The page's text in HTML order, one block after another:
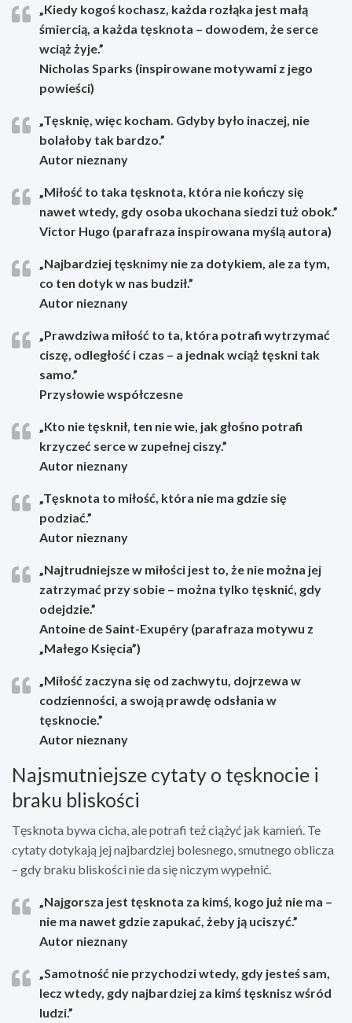
„Kiedy kogoś kochasz, każda rozłąka jest małą
śmiercią, a każda tęsknota – dowodem, że serce
wciąż żyje.”
Nicholas Sparks (inspirowane motywami z jego
powieści)
„Tęsknię, więc kocham. Gdyby było inaczej, nie
bolałoby tak bardzo.”
Autor nieznany
„Miłość to taka tęsknota, która nie kończy się
nawet wtedy, gdy osoba ukochana siedzi tuż obok.”
Victor Hugo (parafraza inspirowana myślą autora)
„Najbardziej tęsknimy nie za dotykiem, ale za tym,
co ten dotyk w nas budził.”
Autor nieznany
„Prawdziwa miłość to ta, która potrafi wytrzymać
ciszę, odległość i czas – a jednak wciąż tęskni tak
samo.”
Przysłowie współczesne
„Kto nie tęsknił, ten nie wie, jak głośno potrafi
krzyczeć serce w zupełnej ciszy.”
Autor nieznany
„Tęsknota to miłość, która nie ma gdzie się
podziać.”
Autor nieznany
„Najtrudniejsze w miłości jest to, że nie można jej
zatrzymać przy sobie – można tylko tęsknić, gdy
odejdzie.”
Antoine de Saint-Exupéry (parafraza motywu z
„Małego Księcia”)
„Miłość zaczyna się od zachwytu, dojrzewa w
codzienności, a swoją prawdę odsłania w
tęsknocie.”
Autor nieznany
Najsmutniejsze cytaty o tęsknocie i
braku bliskości
Tęsknota bywa cicha, ale potrafi też ciążyć jak kamień. Te
cytaty dotykają jej najbardziej bolesnego, smutnego oblicza
– gdy braku bliskości nie da się niczym wypełnić.
„Najgorsza jest tęsknota za kimś, kogo już nie ma –
nie ma nawet gdzie zapukać, żeby ją uciszyć.”
Autor nieznany
„Samotność nie przychodzi wtedy, gdy jesteś sam,
lecz wtedy, gdy najbardziej za kimś tęsknisz wśród
ludzi.”